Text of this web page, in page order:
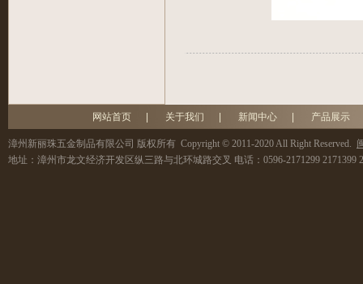
网站首页 关于我们 新闻中心 产品展示
漳州新丽珠五金制品有限公司 版权所有 Copyright © 2011-2020 All Right Reserved.
地址： 漳州市龙文经济开发区纵三路与北环城路交叉 电话： 0596-2171299 2171399